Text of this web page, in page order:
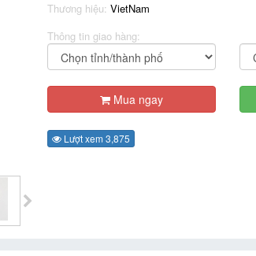
Thương hiệu: VietNam
Thông tin giao hàng:
Mua ngay
Lượt xem 3,875